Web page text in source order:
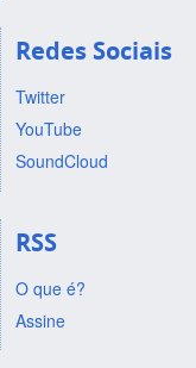
Redes Sociais
Twitter
YouTube
SoundCloud
RSS
O que é?
Assine